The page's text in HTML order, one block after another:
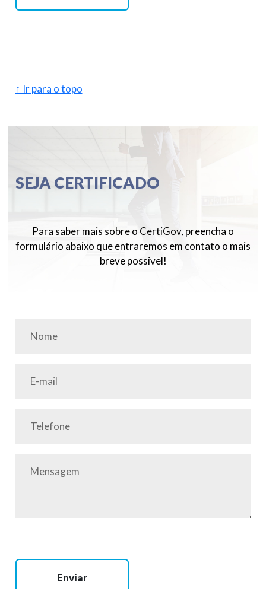
↑ Ir para o topo
SEJA CERTIFICADO
Para saber mais sobre o CertiGov, preencha o
formulário abaixo que entraremos em contato o mais
breve possivel!
Enviar